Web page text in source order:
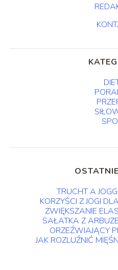
TRUCHT A
KORZYŚCI Z JOGI
ZWIĘKSZANIE
SAŁATKA Z
ORZEŹWIAJĄCY
JAK ROZLUŹNIĆ